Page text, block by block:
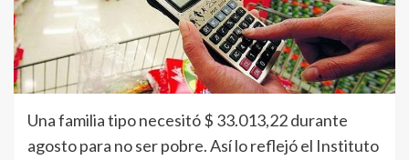
Una familia tipo necesitó $ 33.013,22 durante
agosto para no ser pobre. Así lo reflejó el Instituto